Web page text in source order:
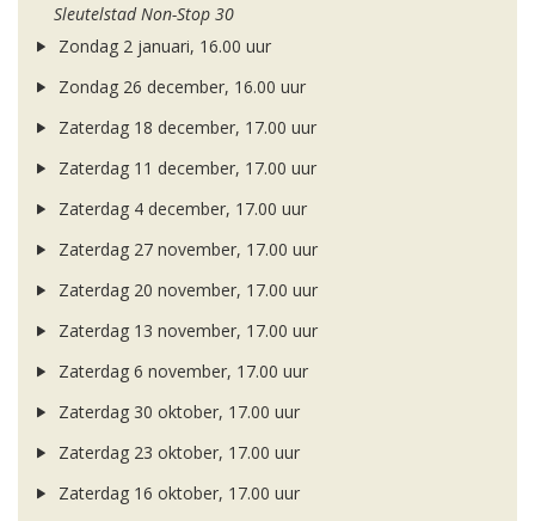
Sleutelstad Non-Stop 30
Zondag 2 januari, 16.00 uur
Zondag 26 december, 16.00 uur
Zaterdag 18 december, 17.00 uur
Zaterdag 11 december, 17.00 uur
Zaterdag 4 december, 17.00 uur
Zaterdag 27 november, 17.00 uur
Zaterdag 20 november, 17.00 uur
Zaterdag 13 november, 17.00 uur
Zaterdag 6 november, 17.00 uur
Zaterdag 30 oktober, 17.00 uur
Zaterdag 23 oktober, 17.00 uur
Zaterdag 16 oktober, 17.00 uur